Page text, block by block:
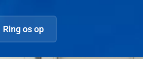
Ring os op